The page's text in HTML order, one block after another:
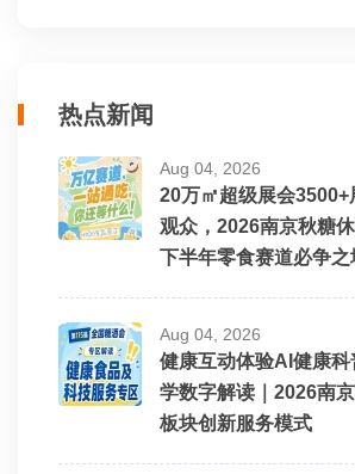
热点新闻
Aug 04, 2026
20万㎡超级展会3500+
观众，2026南京秋糖
下半年零食赛道必争之
Aug 04, 2026
健康互动体验AI健康
学数字解读｜2026南
板块创新服务模式